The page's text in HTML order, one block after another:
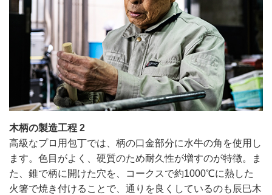
木柄の製造工程 2
高級なプロ用包丁では、柄の口金部分に水牛の角を使用し
ます。色目がよく、硬質のため耐久性が増すのが特徴。ま
た、錐で柄に開けた穴を、コークスで約1000℃に熱した
火箸で焼き付けることで、通りを良くしているのも辰巳木